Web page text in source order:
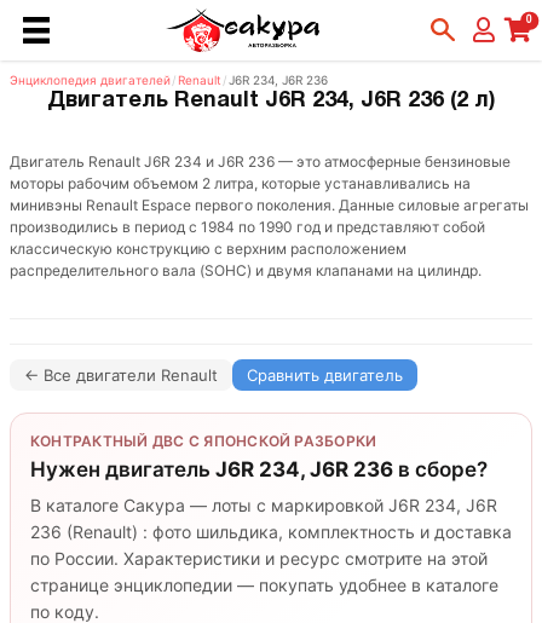
0
Энциклопедия двигателей/ Renault /J6R 234, J6R 236
Двигатель Renault J6R 234, J6R 236 (2 л)
Двигатель Renault J6R 234 и J6R 236 — это атмосферные бензиновые
моторы рабочим объемом 2 литра, которые устанавливались на
минивэны Renault Espace первого поколения. Данные силовые агрегаты
производились в период с 1984 по 1990 год и представляют собой
классическую конструкцию с верхним расположением
распределительного вала (SOHC) и двумя клапанами на цилиндр.
← Все двигатели Renault Сравнить двигатель
КОНТРАКТНЫЙ ДВС С ЯПОНСКОЙ РАЗБОРКИ
Нужен двигатель J6R 234, J6R 236 в сборе?
В каталоге Сакура — лоты с маркировкой J6R 234, J6R
236 (Renault) : фото шильдика, комплектность и доставка
по России. Характеристики и ресурс смотрите на этой
странице энциклопедии — покупать удобнее в каталоге
по коду.